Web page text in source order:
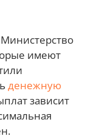
имеют
денежную
зависит